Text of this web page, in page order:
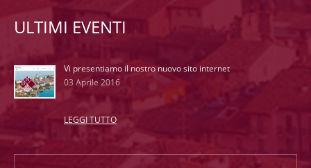
ULTIMI EVENTI
Vi presentiamo il nostro nuovo sito internet
03 Aprile 2016
LEGGI TUTTO